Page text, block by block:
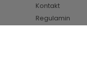
Kontakt
Regulamin